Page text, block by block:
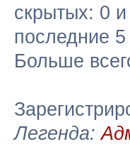
скрытых: 0 и
последние
Больше
Легенда: